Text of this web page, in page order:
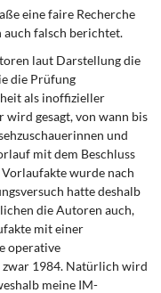
eine faire Recherche
falsch berichtet.
laut Darstellung die
die Prüfung
als inoffizieller
gesagt, von wann bis
und
mit dem Beschluss
Vorlaufakte wurde nach
hatte deshalb
die Autoren auch,
mit einer
operative
1984. Natürlich wird
meine IM-